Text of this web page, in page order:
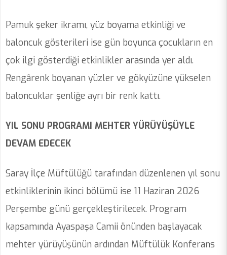
Pamuk şeker ikramı, yüz boyama etkinliği ve
baloncuk gösterileri ise gün boyunca çocukların en
çok ilgi gösterdiği etkinlikler arasında yer aldı.
Rengârenk boyanan yüzler ve gökyüzüne yükselen
baloncuklar şenliğe ayrı bir renk kattı.
YIL SONU PROGRAMI MEHTER YÜRÜYÜŞÜYLE
DEVAM EDECEK
Saray İlçe Müftülüğü tarafından düzenlenen yıl sonu
etkinliklerinin ikinci bölümü ise 11 Haziran 2026
Perşembe günü gerçekleştirilecek. Program
kapsamında Ayaspaşa Camii önünden başlayacak
mehter yürüyüşünün ardından Müftülük Konferans